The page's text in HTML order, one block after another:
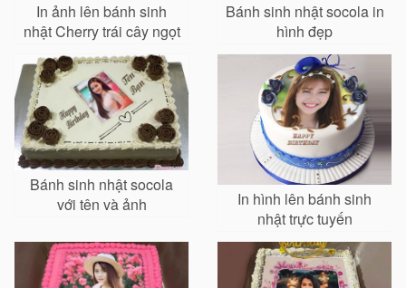
In ảnh lên bánh sinh
nhật Cherry trái cây ngọt
lịm
Bánh sinh nhật socola in
hình đẹp
Bánh sinh nhật socola
với tên và ảnh
In hình lên bánh sinh
nhật trực tuyến